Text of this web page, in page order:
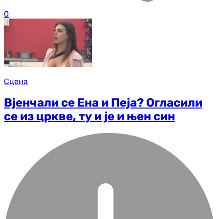
0
Сцена
Вјенчали се Ена и Пеја? Огласили
се из цркве, ту и је и њен син